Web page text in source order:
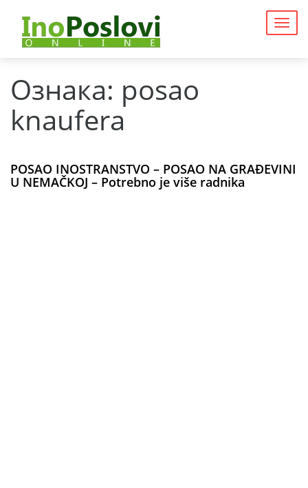
Ознака: posao
knaufera
POSAO INOSTRANSTVO – POSAO NA GRAĐEVINI
U NEMAČKOJ – Potrebno je više radnika